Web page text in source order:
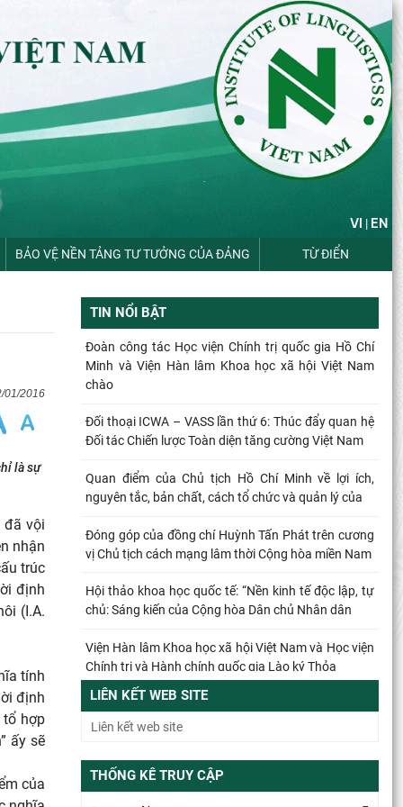
VI | EN
BẢO VỆ NỀN TẢNG TƯ TƯỞNG CỦA ĐẢNG TỪ ĐIỂN
01/2016
là sự
vội
nhận
trúc
định
(I.A.
tính
định
tổ hợp
ấy sẽ
của
TIN NỔI BẬT
Đoàn công tác Học viện Chính trị quốc gia Hồ Chí
Minh và Viện Hàn lâm Khoa học xã hội Việt Nam
chào
Đối thoại ICWA – VASS lần thứ 6: Thúc đẩy quan hệ
Đối tác Chiến lược Toàn diện tăng cường Việt Nam
Quan điểm của Chủ tịch Hồ Chí Minh về lợi ích,
nguyên tắc, bản chất, cách tổ chức và quản lý của
Đóng góp của đồng chí Huỳnh Tấn Phát trên cương
vị Chủ tịch cách mạng lâm thời Cộng hòa miền Nam
Hội thảo khoa học quốc tế: “Nền kinh tế độc lập, tự
chủ: Sáng kiến của Cộng hòa Dân chủ Nhân dân
Viện Hàn lâm Khoa học xã hội Việt Nam và Học viện
Chính trị và Hành chính quốc gia Lào ký Thỏa
Đổi mới công tác kiểm tra, giám sát tại Chi bộ Viện
Nhà nước và Pháp luật: Gắn siết chặt kỷ cương
Từ quan niệm của C.Mác về công bằng phân phối
đến nguyên tắc phân phối trong nền kinh tế thị
LIÊN KẾT WEB SITE
THỐNG KÊ TRUY CẬP